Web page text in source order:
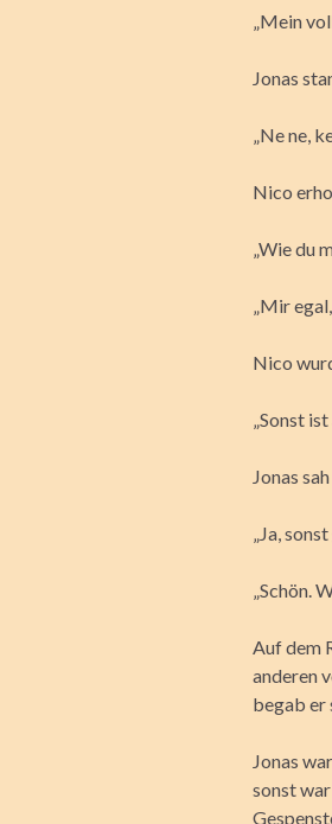
„Mein
Jonas
„Ne ne,
Nico
„Wie du
„Mir
Nico
„Sonst
Jonas
„Ja,
„Schön.
Auf dem
anderen
begab er
Jonas
sonst